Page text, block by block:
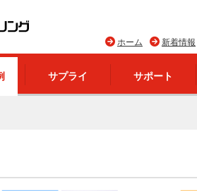
新着情報
ホーム
サプライ サポート